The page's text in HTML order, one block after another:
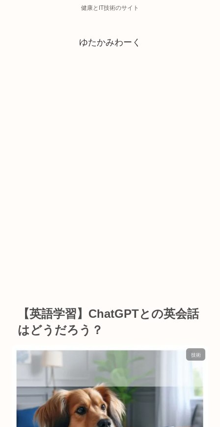
健康とIT技術のサイト
ゆたかみわーく
【英語学習】ChatGPTとの英会話
はどうだろう？
技術